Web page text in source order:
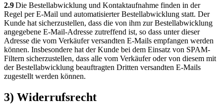
2.9Die Bestellabwicklung und Kontaktaufnahme finden in der
Regel per E-Mail und automatisierter Bestellabwicklung statt. Der
Kunde hat sicherzustellen, dass die von ihm zur Bestellabwicklung
angegebene E-Mail-Adresse zutreffend ist, so dass unter dieser
Adresse die vom Verkäufer versandten E-Mails empfangen werden
können. Insbesondere hat der Kunde bei dem Einsatz von SPAM-
Filtern sicherzustellen, dass alle vom Verkäufer oder von diesem mit
der Bestellabwicklung beauftragten Dritten versandten E-Mails
zugestellt werden können.
3) Widerrufsrecht